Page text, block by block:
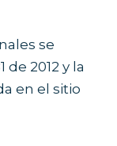
se
de 2012 y la
en el sitio